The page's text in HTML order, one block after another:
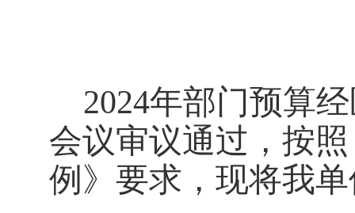
2024年部门预算
会议审议通过，按
例》 要求，现将我